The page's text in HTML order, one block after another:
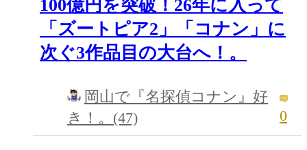
100億円を突破！26年に入って
「ズートピア2」「コナン」に
次ぐ3作品目の大台へ！。
岡山で『名探偵コナン』好
き！。(47)
0